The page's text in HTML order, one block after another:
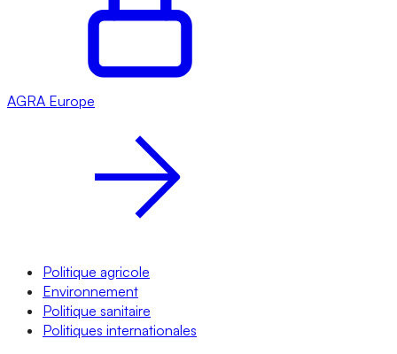
AGRA Europe
Politique agricole
Environnement
Politique sanitaire
Politiques internationales